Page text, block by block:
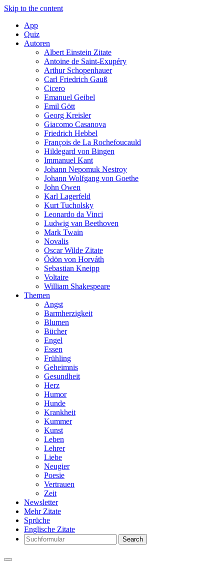
Skip to the content
App
Quiz
Autoren
Albert Einstein Zitate
Antoine de Saint-Exupéry
Arthur Schopenhauer
Carl Friedrich Gauß
Cicero
Emanuel Geibel
Emil Gött
Georg Kreisler
Giacomo Casanova
Friedrich Hebbel
François de La Rochefoucauld
Hildegard von Bingen
Immanuel Kant
Johann Nepomuk Nestroy
Johann Wolfgang von Goethe
John Owen
Karl Lagerfeld
Kurt Tucholsky
Leonardo da Vinci
Ludwig van Beethoven
Mark Twain
Novalis
Oscar Wilde Zitate
Ödön von Horváth
Sebastian Kneipp
Voltaire
William Shakespeare
Themen
Angst
Barmherzigkeit
Blumen
Bücher
Engel
Essen
Frühling
Geheimnis
Gesundheit
Herz
Humor
Hunde
Krankheit
Kummer
Kunst
Leben
Lehrer
Liebe
Neugier
Poesie
Vertrauen
Zeit
Newsletter
Mehr Zitate
Sprüche
Englische Zitate
Search